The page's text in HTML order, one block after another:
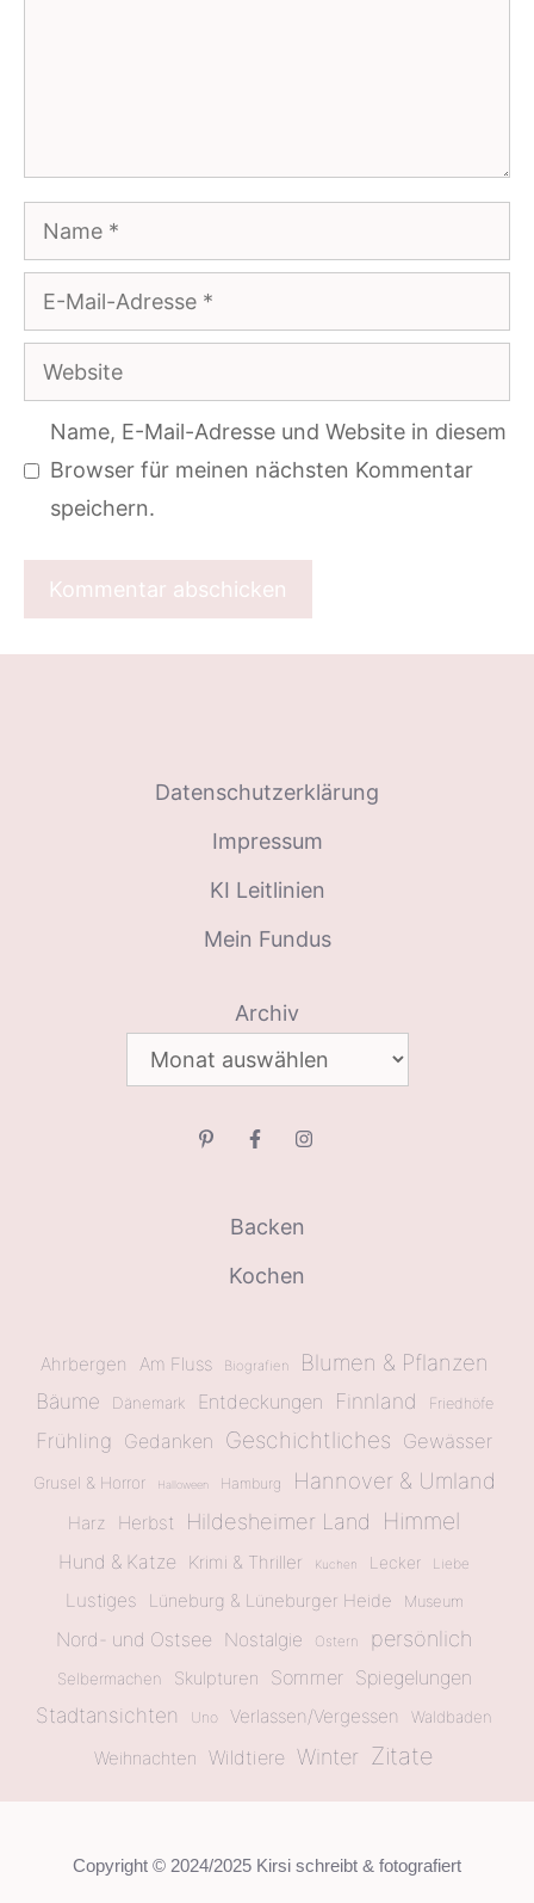
Name
E-
Mail-
Adresse
Website
Name, E-Mail-Adresse und Website in diesem
Browser für meinen nächsten Kommentar
speichern.
Datenschutzerklärung
Impressum
KI Leitlinien
Mein Fundus
Archiv
Backen
Kochen
Ahrbergen Am Fluss Biografien Blumen & Pflanzen
Bäume Dänemark Entdeckungen Finnland Friedhöfe
Frühling Gedanken Geschichtliches Gewässer
Grusel & Horror Halloween Hamburg Hannover & Umland
Harz Herbst Hildesheimer Land Himmel
Hund & Katze Krimi & Thriller Kuchen Lecker Liebe
Lustiges Lüneburg & Lüneburger Heide Museum
Nord- und Ostsee Nostalgie Ostern persönlich
Selbermachen Skulpturen Sommer Spiegelungen
Stadtansichten Uno Verlassen/Vergessen Waldbaden
Weihnachten Wildtiere Winter Zitate
Copyright © 2024/2025 Kirsi schreibt & fotografiert